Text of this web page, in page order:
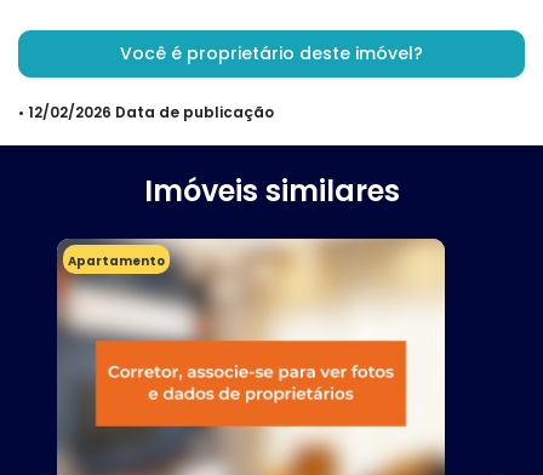
Você é proprietário deste imóvel?
• 12/02/2026 Data de publicação
Imóveis similares
Apartamento